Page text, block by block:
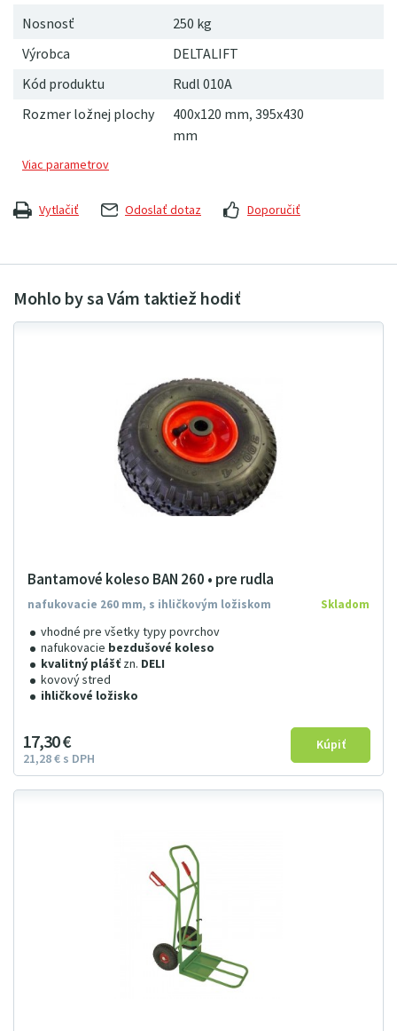
Nosnosť
250 kg
Výrobca
DELTALIFT
Kód produktu
Rudl 010A
Rozmer ložnej plochy
400x120 mm, 395x430
mm
Vytlačiť Odoslať dotaz Doporučiť
Bantamové koleso BAN 260 • pre rudla
nafukovacie 260 mm, s ihličkovým ložiskom
vhodné pre všetky typy povrchov
nafukovacie bezdušové koleso
kvalitný plášť zn. DELI
kovový stred
ihličkové ložisko
Skladom
17 30€
21 28€ s DPH